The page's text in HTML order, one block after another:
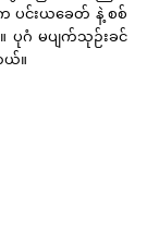
ပင်းယခေတ် နဲ့ စစ်
ဂံ မပျက်သုဉ်းခင်
ယ်။